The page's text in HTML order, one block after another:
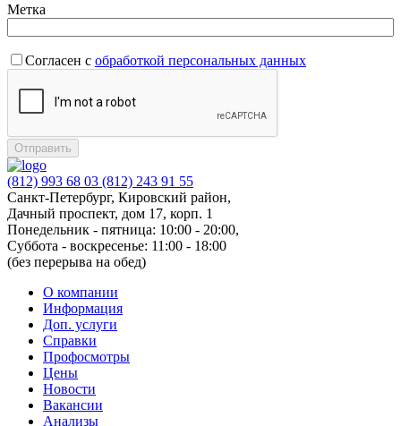
Метка
Согласен с обработкой персональных данных
Отправить
(812) 993 68 03 (812) 243 91 55
Санкт-Петербург, Кировский район,
Дачный проспект, дом 17, корп. 1
Понедельник - пятница: 10:00 - 20:00,
Суббота - воскресенье: 11:00 - 18:00
(без перерыва на обед)
О компании
Информация
Доп. услуги
Справки
Профосмотры
Цены
Новости
Вакансии
Анализы